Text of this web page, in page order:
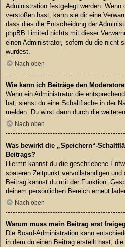
Administration festgelegt werden. Wenn
verstoßen hast, kann sie dir eine
dass dies die Entscheidung der
phpBB Limited nichts mit dieser
einen Administrator, sofern du die nicht
wurdest.
Nach oben
Wie kann ich Beiträge den
Wenn ein Administrator die
hat, siehst du eine Schaltfläche in der
melden. Du wirst dann durch die
Nach oben
Was bewirkt die „Speichern“-
Beitrags?
Hiermit kannst du die geschriebene
späteren Zeitpunkt vervollständigen und
Beitrag kannst du mit der Funktion
deinem persönlichen Bereich erneut
Nach oben
Warum muss mein Beitrag erst
Die Board-Administration kann
in dem du einen Beitrag erstellt hast,